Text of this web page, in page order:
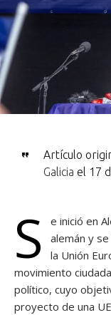
Artículo
Galicia el 17
S
e inició en
alemán y
la Unión
movimiento
político, cuyo
proyecto de una